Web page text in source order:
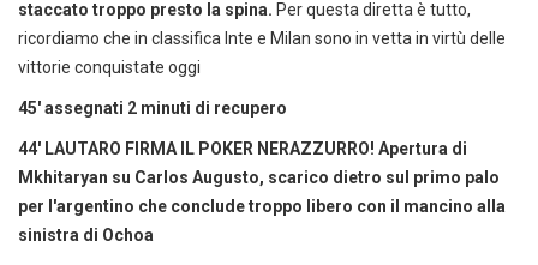
staccato troppo presto la spina. Per questa diretta è tutto,
ricordiamo che in classifica Inte e Milan sono in vetta in virtù delle
vittorie conquistate oggi
45' assegnati 2 minuti di recupero
44' LAUTARO FIRMA IL POKER NERAZZURRO! Apertura di
Mkhitaryan su Carlos Augusto, scarico dietro sul primo palo
per l'argentino che conclude troppo libero con il mancino alla
sinistra di Ochoa